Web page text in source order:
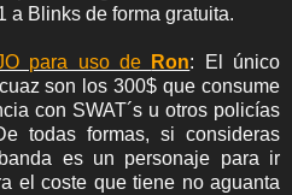
a Blinks de forma gratuita.
para uso de Ron: El único
son los 300$ que consume
con SWAT´s u otros policías
todas formas, si consideras
es un personaje para ir
el coste que tiene no aguanta